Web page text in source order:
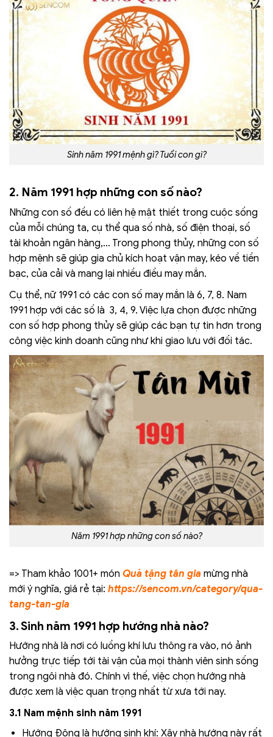
Sinh năm 1991 mệnh gì? Tuổi con gì?
2. Năm 1991 hợp những con số nào?
Những con số đều có liên hệ mật thiết trong cuộc sống
của mỗi chúng ta, cụ thể qua số nhà, số điện thoại, số
tài khoản ngân hàng,… Trong phong thủy, những con số
hợp mệnh sẽ giúp gia chủ kích hoạt vận may, kéo về tiền
bạc, của cải và mang lại nhiều điều may mắn.
Cụ thể, nữ 1991 có các con số may mắn là 6, 7, 8. Nam
1991 hợp với các số là 3, 4, 9. Việc lựa chọn được những
con số hợp phong thủy sẽ giúp các bạn tự tin hơn trong
công việc kinh doanh cũng như khi giao lưu với đối tác.
Năm 1991 hợp những con số nào?
=> Tham khảo 1001+ món Quà tặng tân gia mừng nhà
mới ý nghĩa, giá rẻ tại: https://sencom.vn/category/qua-
tang-tan-gia
3. Sinh năm 1991 hợp hướng nhà nào?
Hướng nhà là nơi có luồng khí lưu thông ra vào, nó ảnh
hưởng trực tiếp tới tài vận của mọi thành viên sinh sống
trong ngôi nhà đó. Chính vì thế, việc chọn hướng nhà
được xem là việc quan trọng nhất từ xưa tới nay.
3.1 Nam mệnh sinh năm 1991
Hướng Đông là hướng sinh khí: Xây nhà hướng này rất